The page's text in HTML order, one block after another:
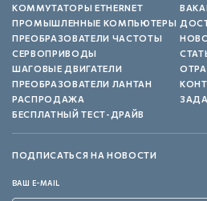
КОММУТАТОРЫ ETHERNET
ПРОМЫШЛЕННЫЕ КОМПЬЮТЕРЫ
ПРЕОБРАЗОВАТЕЛИ ЧАСТОТЫ
СЕРВОПРИВОДЫ
ШАГОВЫЕ ДВИГАТЕЛИ
ПРЕОБРАЗОВАТЕЛИ ЛАНТАН
РАСПРОДАЖА
БЕСПЛАТНЫЙ ТЕСТ-ДРАЙВ
ПОДПИСАТЬСЯ НА НОВОСТИ
ВАШ E-MAIL